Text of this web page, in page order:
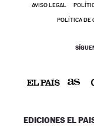
AVISO LEGAL
POLÍTICA DE
EDICIONES EL